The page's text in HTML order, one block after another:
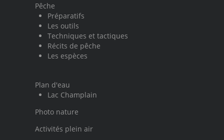
Pêche
Préparatifs
Les outils
Techniques et tactiques
Récits de pêche
Les espèces
Plan d'eau
Lac Champlain
Photo nature
Activités plein air